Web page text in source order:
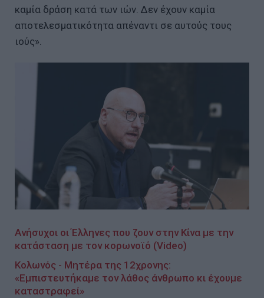
καμία δράση κατά των ιών. Δεν έχουν καμία
αποτελεσματικότητα απέναντι σε αυτούς τους
ιούς».
Ανήσυχοι οι Έλληνες που ζουν στην Κίνα με την
κατάσταση με τον κορωνοϊό (Video)
Κολωνός - Mητέρα της 12χρονης:
«Εμπιστευτήκαμε τον λάθος άνθρωπο κι έχουμε
καταστραφεί»